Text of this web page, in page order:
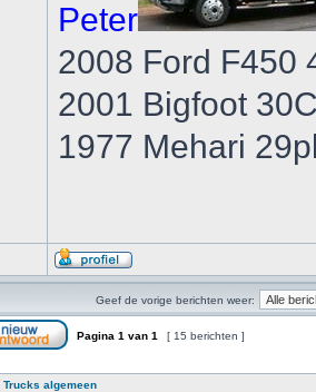
Peter
2008 Ford F450
2001 Bigfoot
1977 Mehari
Geef de vorige berichten weer:
Pagina 1 van 1 [ 15 berichten ]
Trucks algemeen